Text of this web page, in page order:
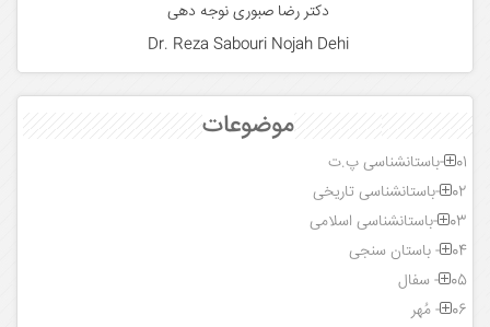
دکتر رضا صبوری نوجه دهی
Dr. Reza Sabouri Nojah Dehi
موضوعات
01-باستانشناسی پ.ت
02-باستانشناسی تاریخی
03-باستانشناسی اسلامی
04- باستان سنجی
05- سفال
06- مُهر